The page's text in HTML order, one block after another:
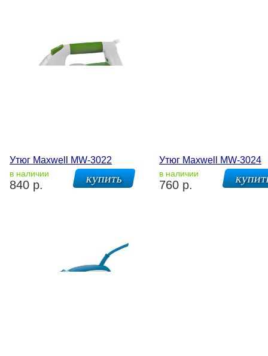
Утюг Maxwell MW-3022
в наличии
840 р.
Утюг Maxwell MW-3024
в наличии
760 р.